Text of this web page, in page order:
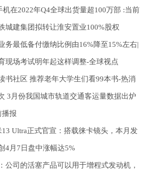
机在2022年Q4全球出货量超100万部 :当前
城建集团拟转让淮安置业100%股权
务最低备付缴纳比例由16%降至15%左右|
现场考试明年起这样调整-全球视点
书社区 推荐老年大学生们看99本书-热消
3月份我国城市轨道交通客运量数据出炉
播报
Ultra正式官宣：搭载徕卡镜头，本月发
4月7日盘中涨幅达5%
公司的活塞产品可以用于增程式发动机，